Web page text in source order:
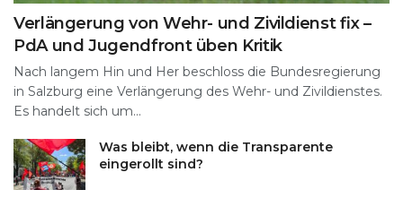
Verlängerung von Wehr- und Zivildienst fix –
PdA und Jugendfront üben Kritik
Nach langem Hin und Her beschloss die Bundesregierung
in Salzburg eine Verlängerung des Wehr- und Zivildienstes.
Es handelt sich um...
Was bleibt, wenn die Transparente
eingerollt sind?